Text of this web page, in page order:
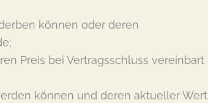
können oder deren
Preis bei Vertragsschluss vereinbart
können und deren aktueller Wert